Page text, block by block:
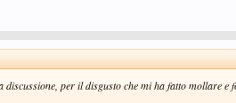
per il disgusto che mi ha fatto mollare e